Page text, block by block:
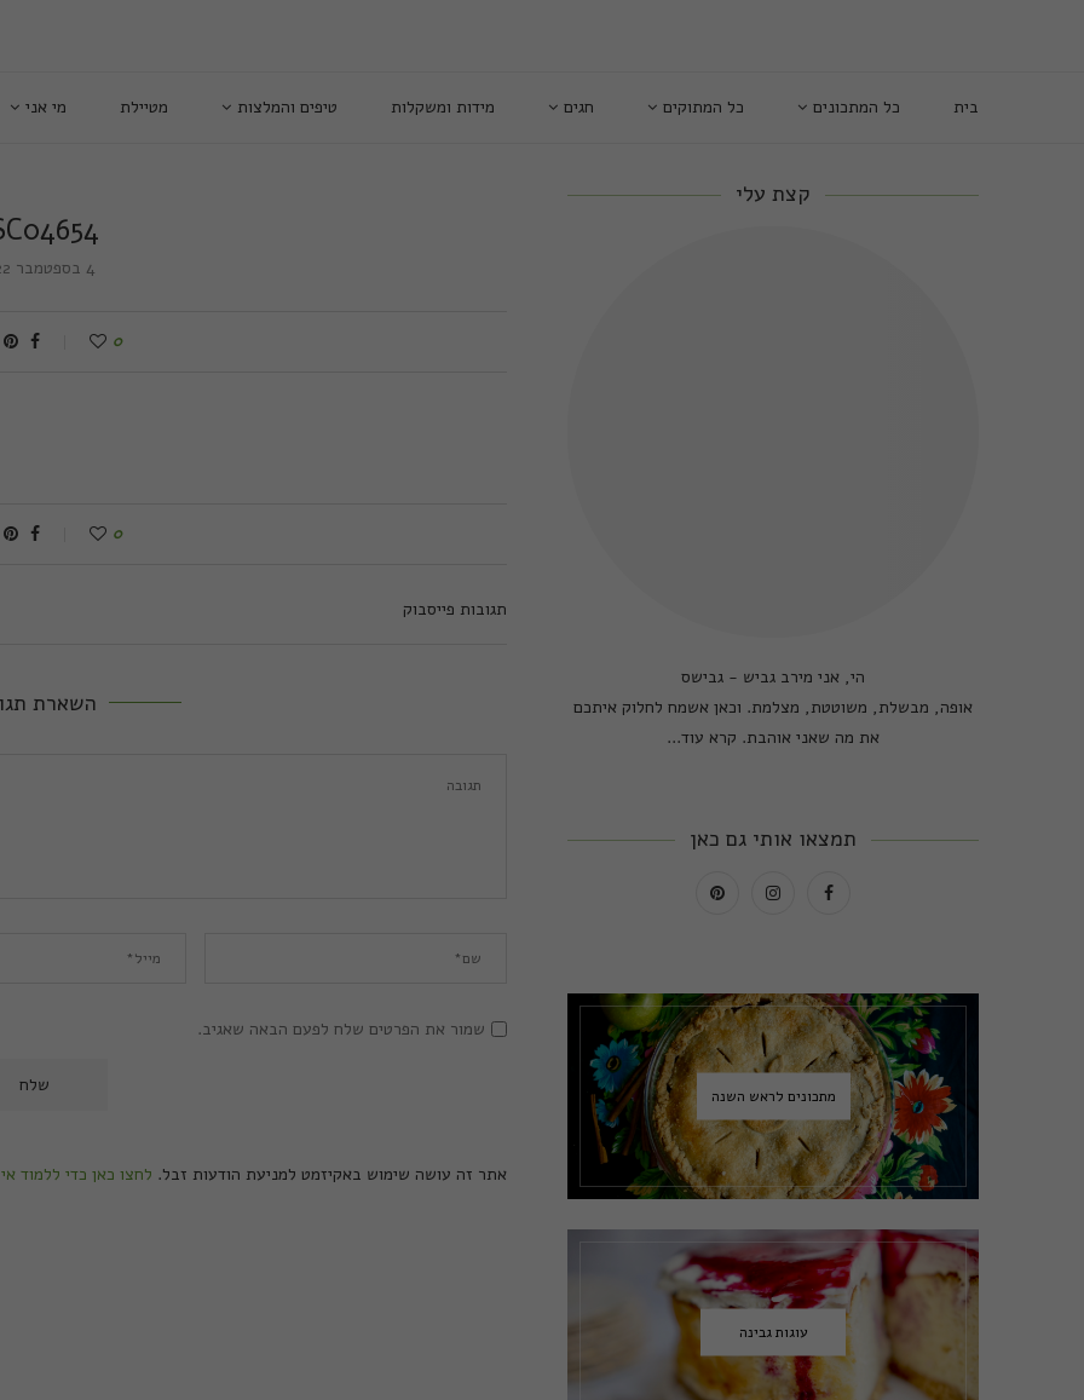
בית כל המתכונים כל המתוקים חגים מידות ומשקלות טיפים והמלצות מטיילת מי אני
4 בספטמבר 2022
0
0
תגובות פייסבוק
השארת
שמור את הפרטים שלח לפעם הבאה שאגיב.
אתר זה עושה שימוש באקיזמט למניעת הודעות זבל. לחצו כאן כדי ללמוד
קצת עלי
הי, אני מירב גביש - גבישס
אופה, מבשלת, משוטטת, מצלמת. וכאן אשמח לחלוק איתכם
את מה שאני אוהבת. קרא עוד...
תמצאו אותי גם כאן
מתכונים לראש השנה
עוגות גבינה